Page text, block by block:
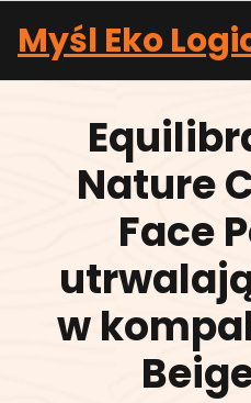
content
Myśl Eko
Nature
Face
w